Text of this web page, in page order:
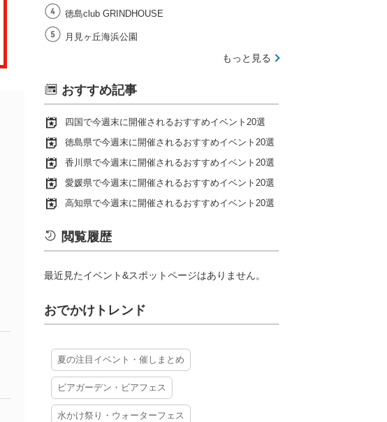
徳島club GRINDHOUSE
月見ヶ丘海浜公園
もっと見る
おすすめ記事
四国で今週末に開催されるおすすめイベント20選
徳島県で今週末に開催されるおすすめイベント20選
香川県で今週末に開催されるおすすめイベント20選
愛媛県で今週末に開催されるおすすめイベント20選
高知県で今週末に開催されるおすすめイベント20選
閲覧履歴
最近見たイベント&スポットページはありません。
おでかけトレンド
夏の注目イベント・催しまとめ
ビアガーデン・ビアフェス
水かけ祭り・ウォーターフェス